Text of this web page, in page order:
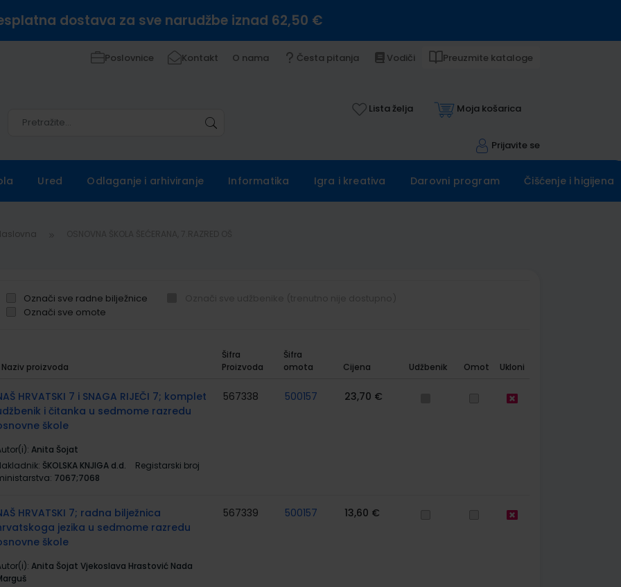
dostava za sve narudžbe iznad 62,50 €
Poslovnice Kontakt O nama Česta pitanja Vodiči Preuzmite kataloge
Lista želja Moja košarica
Prijavite se
Ured Odlaganje i arhiviranje Informatika Igra i kreativa Darovni program Čišćenje i higijena
Označi sve radne bilježnice
Označi sve omote
Naziv proizvoda
Šifra
Proizvoda
Šifra
omota
Cijena Udžbenik Omot Ukloni
HRVATSKI 7 i SNAGA RIJEČI 7; komplet
i čitanka u sedmome razredu
škole
Anita Šojat
ŠKOLSKA KNJIGA d.d.
Registarski broj
7067;7068
567338 500157 23,70 €
HRVATSKI 7; radna bilježnica
jezika u sedmome razredu
škole
Anita Šojat Vjekoslava Hrastović Nada
567339 500157 13,60 €